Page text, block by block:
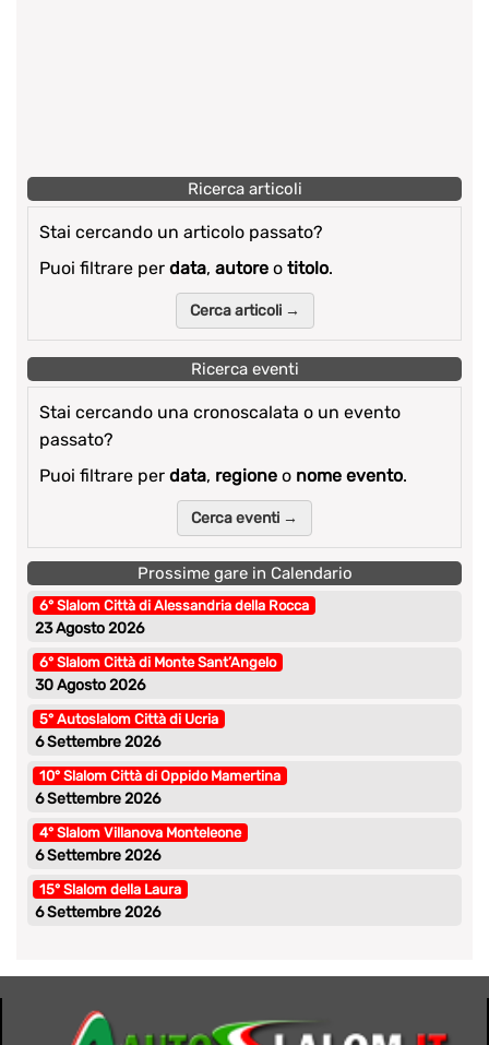
Ricerca articoli
Stai cercando un articolo passato?
Puoi filtrare per data, autore o titolo.
Cerca articoli →
Ricerca eventi
Stai cercando una cronoscalata o un evento
passato?
Puoi filtrare per data, regione o nome evento.
Cerca eventi →
Prossime gare in Calendario
6° Slalom Città di Alessandria della Rocca
23 Agosto 2026
6° Slalom Città di Monte Sant’Angelo
30 Agosto 2026
5° Autoslalom Città di Ucria
6 Settembre 2026
10° Slalom Città di Oppido Mamertina
6 Settembre 2026
4° Slalom Villanova Monteleone
6 Settembre 2026
15° Slalom della Laura
6 Settembre 2026